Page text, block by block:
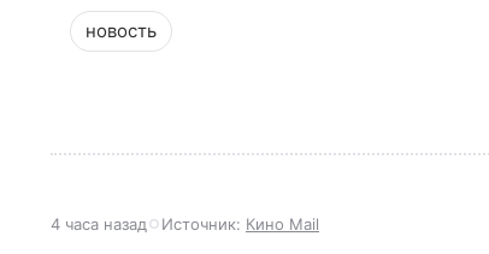
новость
4 часа назад Источник: Кино Mail